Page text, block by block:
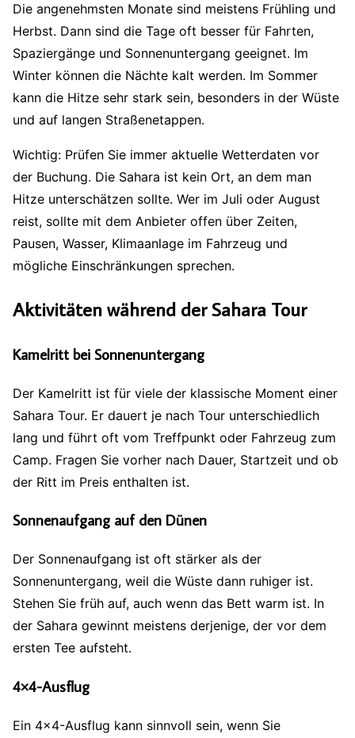
Die angenehmsten Monate sind meistens Frühling und
Herbst. Dann sind die Tage oft besser für Fahrten,
Spaziergänge und Sonnenuntergang geeignet. Im
Winter können die Nächte kalt werden. Im Sommer
kann die Hitze sehr stark sein, besonders in der Wüste
und auf langen Straßenetappen.
Wichtig: Prüfen Sie immer aktuelle Wetterdaten vor
der Buchung. Die Sahara ist kein Ort, an dem man
Hitze unterschätzen sollte. Wer im Juli oder August
reist, sollte mit dem Anbieter offen über Zeiten,
Pausen, Wasser, Klimaanlage im Fahrzeug und
mögliche Einschränkungen sprechen.
Aktivitäten während der Sahara Tour
Kamelritt bei Sonnenuntergang
Der Kamelritt ist für viele der klassische Moment einer
Sahara Tour. Er dauert je nach Tour unterschiedlich
lang und führt oft vom Treffpunkt oder Fahrzeug zum
Camp. Fragen Sie vorher nach Dauer, Startzeit und ob
der Ritt im Preis enthalten ist.
Sonnenaufgang auf den Dünen
Der Sonnenaufgang ist oft stärker als der
Sonnenuntergang, weil die Wüste dann ruhiger ist.
Stehen Sie früh auf, auch wenn das Bett warm ist. In
der Sahara gewinnt meistens derjenige, der vor dem
ersten Tee aufsteht.
4×4-Ausflug
Ein 4×4-Ausflug kann sinnvoll sein, wenn Sie